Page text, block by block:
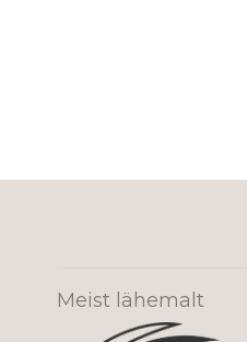
Meist lähemalt